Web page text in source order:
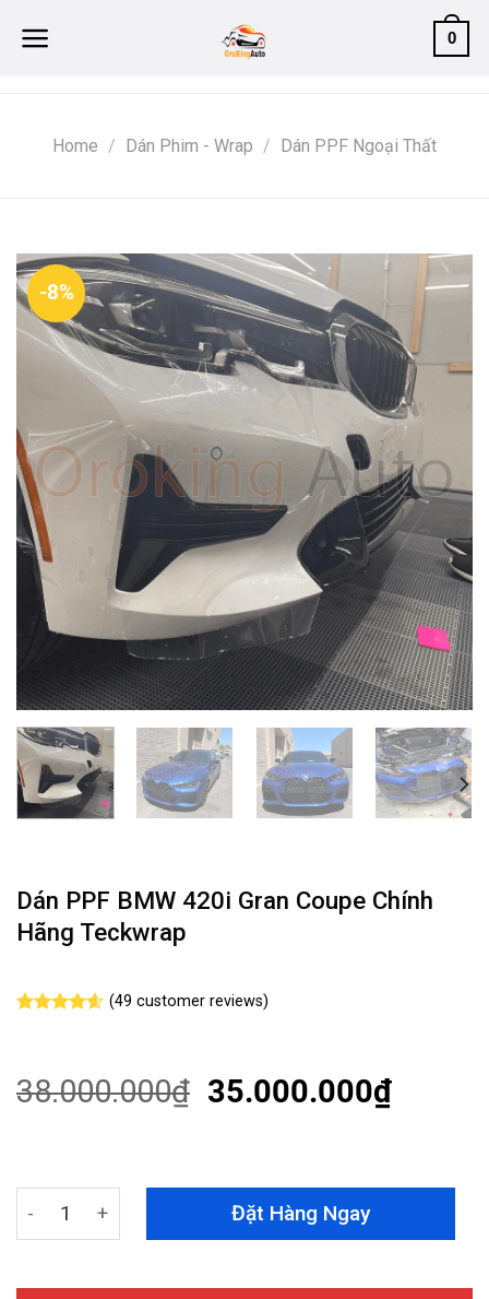
0
Home / Dán Phim - Wrap / Dán PPF Ngoại Thất
-8%
Dán PPF BMW 420i Gran Coupe Chính
Hãng Teckwrap
customer
ratings
(49 customer reviews)
38.000.000₫ 35.000.000₫
Dán PPF BMW 420i Gran Coupe Chính Hãng Teckwrap
Đặt Hàng Ngay